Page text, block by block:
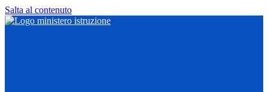
Salta al contenuto